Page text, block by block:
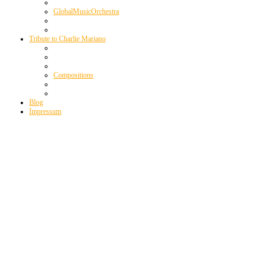
GlobalMusicOrchestra
Tribute to Charlie Mariano
Compositions
Blog
Impressum